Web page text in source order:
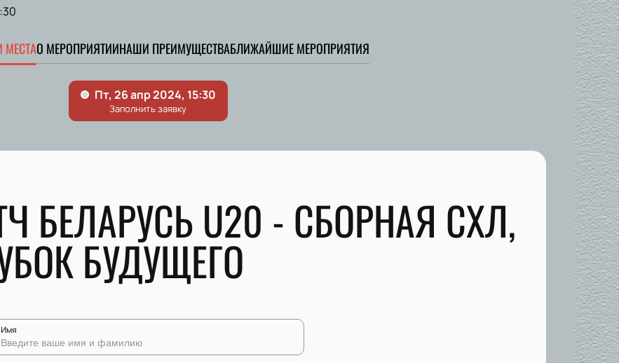
О МЕРОПРИЯТИИНАШИ ПРЕИМУЩЕСТВАБЛИЖАЙШИЕ МЕРОПРИЯТИЯ
БЕЛАРУСЬ U20 - СБОРНАЯ СХЛ,
БУДУЩЕГО
Имя